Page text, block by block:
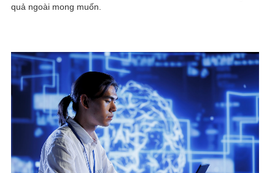
quả ngoài mong muốn.